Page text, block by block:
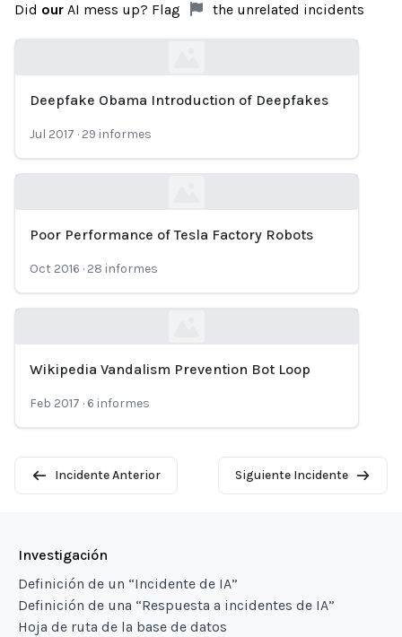
Did our AI mess up? Flag the unrelated incidents
Loading...
Deepfake Obama Introduction of Deepfakes
Jul 2017 · 29 informes
Poor Performance of Tesla Factory Robots
Oct 2016 · 28 informes
Loading...
Wikipedia Vandalism Prevention Bot Loop
Feb 2017 · 6 informes
Incidente Anterior Siguiente Incidente
Investigación
Definición de un “Incidente de IA”
Definición de una “Respuesta a incidentes de IA”
Hoja de ruta de la base de datos